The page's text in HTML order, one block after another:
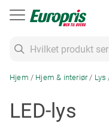
Hjem Hjem & interiør Lys
LED-lys